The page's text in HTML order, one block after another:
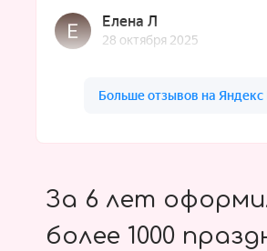
За 6 лет
более 1000